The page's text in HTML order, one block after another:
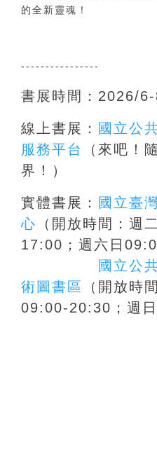
的全新靈魂！
----------------
書展時間：2026/6-
線上書展：
國立公
服務平台
（來吧！
界！）
實體書展：
國立臺
心 （開放時間：週
17:00；週六日
國立公
術圖書區
（ 開放時間
09:00-20:30；週日